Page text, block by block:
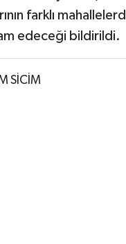
farklı
edeceği bildirildi.
SİCİM